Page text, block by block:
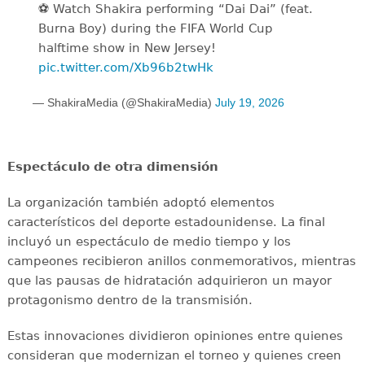
⚽️️ Watch Shakira performing “Dai Dai” (feat.
Burna Boy) during the FIFA World Cup
halftime show in New Jersey!
pic.twitter.com/Xb96b2twHk
— ShakiraMedia (@ShakiraMedia) July 19, 2026
Espectáculo de otra dimensión
La organización también adoptó elementos
característicos del deporte estadounidense. La final
incluyó un espectáculo de medio tiempo y los
campeones recibieron anillos conmemorativos, mientras
que las pausas de hidratación adquirieron un mayor
protagonismo dentro de la transmisión.
Estas innovaciones dividieron opiniones entre quienes
consideran que modernizan el torneo y quienes creen